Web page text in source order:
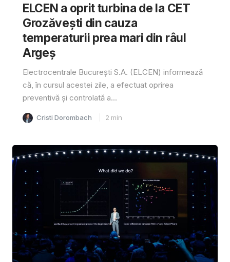
ELCEN a oprit turbina de la CET
Grozăvești din cauza
temperaturii prea mari din râul
Argeș
Electrocentrale București S.A. (ELCEN) informează
că, în cursul acestei zile, a efectuat oprirea
preventivă și controlată a...
Cristi Dorombach 2 min